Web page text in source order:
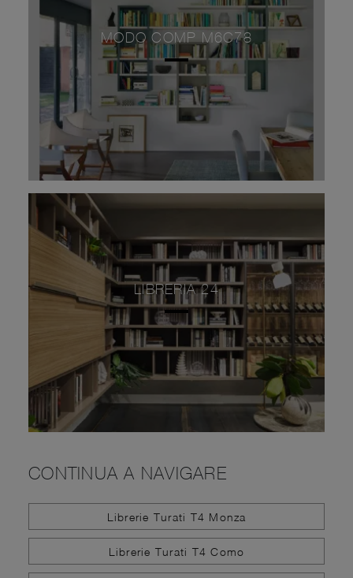
MODO COMP M6C78
LIBRERIA 24
CONTINUA A NAVIGARE
Librerie Turati T4 Monza
Librerie Turati T4 Como